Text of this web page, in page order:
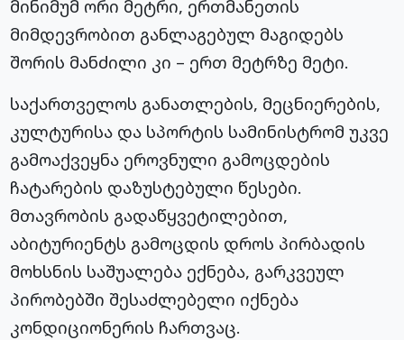
მინიმუმ ორი მეტრი, ერთმანეთის
მიმდევრობით განლაგებულ მაგიდებს
შორის მანძილი კი – ერთ მეტრზე მეტი.
საქართველოს განათლების, მეცნიერების,
კულტურისა და სპორტის სამინისტრომ უკვე
გამოაქვეყნა ეროვნული გამოცდების
ჩატარების დაზუსტებული წესები.
მთავრობის გადაწყვეტილებით,
აბიტურიენტს გამოცდის დროს პირბადის
მოხსნის საშუალება ექნება, გარკვეულ
პირობებში შესაძლებელი იქნება
კონდიციონერის ჩართვაც.